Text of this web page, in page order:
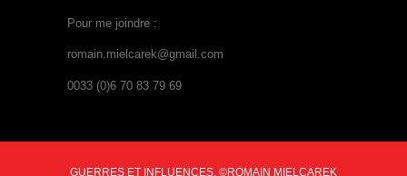
Pour me joindre :
romain.mielcarek@gmail.com
0033 (0)6 70 83 79 69
GUERRES ET INFLUENCES, ©ROMAIN MIELCAREK